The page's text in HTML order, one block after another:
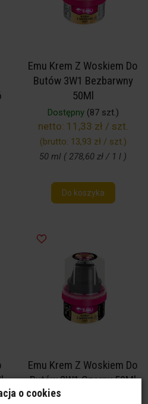
Emu Krem Z Woskiem Do
Butów 3W1 Bezbarwny
50Ml
Dostępny(87 szt.)
netto: 11,33 zł / szt.
(brutto: 13,93 zł / szt.)
50 ml ( 278,60 zł / 1 l )
Do koszyka
Emu Krem Z Woskiem Do
Butów 3W1 Czarny 50Ml
Dostępny
o cookies